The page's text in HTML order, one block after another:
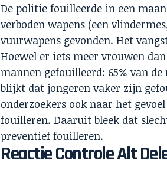
De politie fouilleerde in een
verboden wapens (een
vuurwapens gevonden. Het
Hoewel er iets meer vrouwen
mannen gefouilleerd: 65% van
blijkt dat jongeren vaker zijn
onderzoekers ook naar het
fouilleren. Daaruit bleek dat
preventief fouilleren.
Reactie Controle Alt